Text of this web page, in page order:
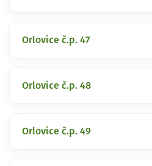
Orlovice č.p. 47
Orlovice č.p. 48
Orlovice č.p. 49